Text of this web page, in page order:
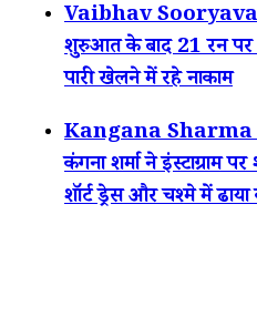
Vaibhav
शुरुआत के बाद 21 रन पर
पारी खेलने में रहे नाकाम
Kangana Sharma
कंगना शर्मा ने इंस्टाग्राम
शॉर्ट ड्रेस और चश्मे में